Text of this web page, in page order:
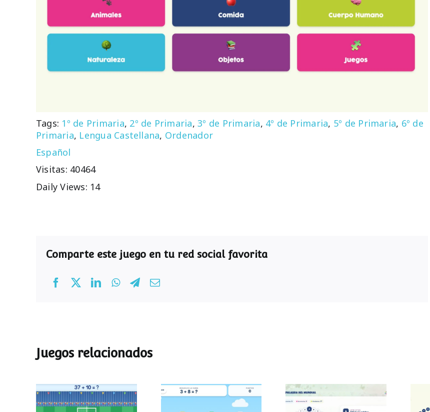
Tags: 1º de Primaria, 2º de Primaria,3º de Primaria, 4º de Primaria, 5º de Primaria, 6º de
Primaria, Lengua Castellana, Ordenador
Español
Visitas: 40464
Daily Views: 14
Comparte este juego en tu red social favorita
Juegos relacionados